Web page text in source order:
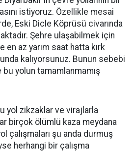
istiyoruz. Özellikle mesai
Eski Dicle Köprüsü civarında
Şehre ulaşabilmek için
en az yarım saat hatta kırk
kalıyorsunuz. Bunun sebebi
bu yolun tamamlanmamış
yol zikzaklar ve virajlarla
birçok ölümlü kaza meydana
çalışmaları şu anda durmuş
herhangi bir çalışma